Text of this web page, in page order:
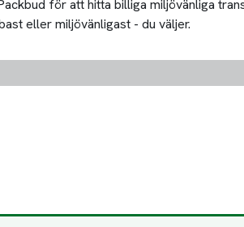
för att hitta billiga miljövänliga
eller miljövänligast - du väljer.